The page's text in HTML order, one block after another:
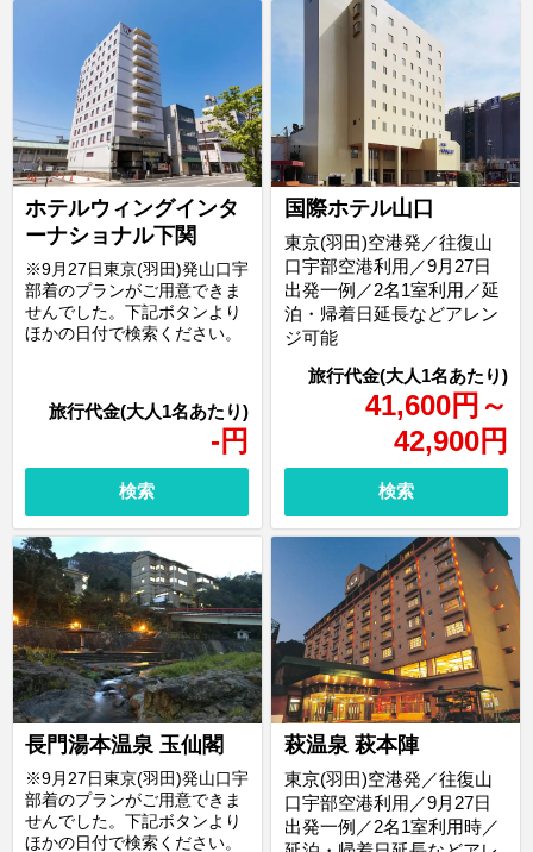
ホテルウィングインタ
ーナショナル下関
- 円
※9月27日東京(羽田)発山口宇
部着のプランがご用意できま
せんでした。下記ボタンより
ほかの日付で検索ください。
検索
国際ホテル山口
41,600円 ～
42,900円
東京(羽田)空港発／往復山
口宇部空港利用／9月27日
出発一例／2名1室利用／延
泊・帰着日延長などアレン
ジ可能
検索
長門湯本温泉 玉仙閣
※9月27日東京(羽田)発山口宇
部着のプランがご用意できま
せんでした。下記ボタンより
ほかの日付で検索ください。
萩温泉 萩本陣
東京(羽田)空港発／往復山
口宇部空港利用／9月27日
出発一例／2名1室利用時／